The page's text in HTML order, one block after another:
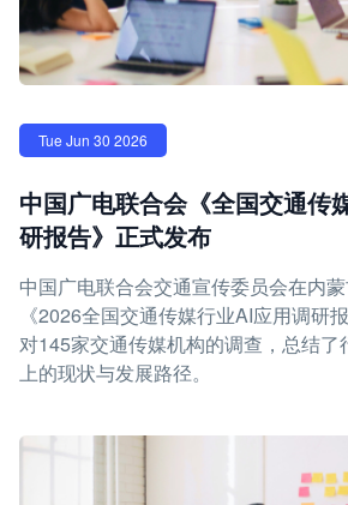
Tue Jun 30 2026
中国广电联合会《全国交通传
研报告》正式发布
中国广电联合会交通宣传委员会在内
《2026全国交通传媒行业AI应用调研
对145家交通传媒机构的调查，总结了
上的现状与发展路径。